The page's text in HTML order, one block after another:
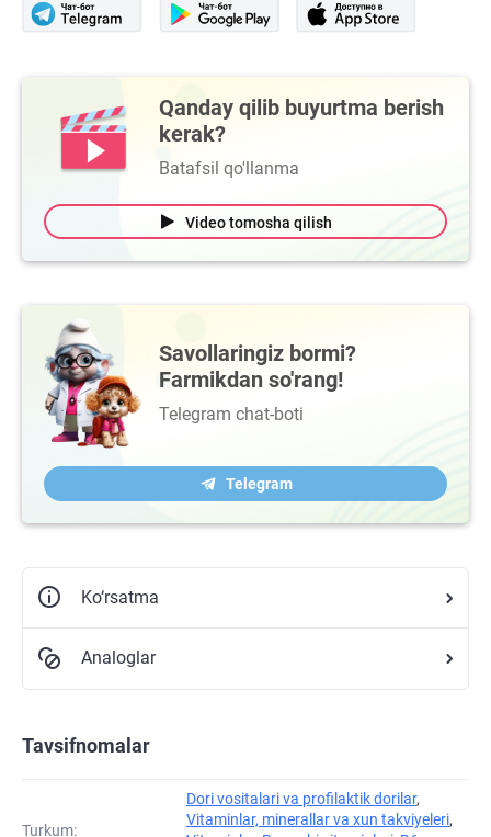
Qanday qilib buyurtma berish
kerak?
Batafsil qo'llanma
Video tomosha qilish
Savollaringiz bormi?
Farmikdan so'rang!
Telegram chat-boti
Telegram
Ko‘rsatma
Analoglar
Tavsifnomalar
Turkum:
Dori vositalari va profilaktik dorilar,
Vitaminlar, minerallar va xun takviyeleri,